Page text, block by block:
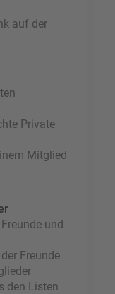
auf der
Private
Mitglied
und
Freunde
den Listen